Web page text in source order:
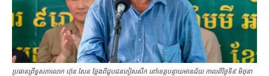
ប្រធានព្រឹទ្ធសភា​លោក ហ៊ុន សែន ថ្លែងពីជួបជនភៀសសឹក​ នៅខេត្ត​បន្ទាយមានជ័យ កាលពីថ្ងៃទី៩ មិថុនា